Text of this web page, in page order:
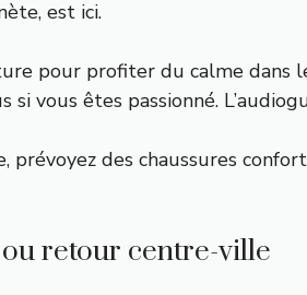
est ici.
pour profiter du calme dans
vous êtes passionné.
prévoyez des chaussures
retour centre-ville